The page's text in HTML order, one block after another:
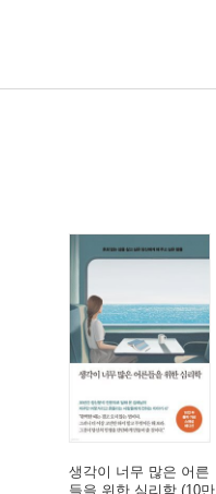
생각이 너무 많은 어른
들을 위한 심리학 (10만